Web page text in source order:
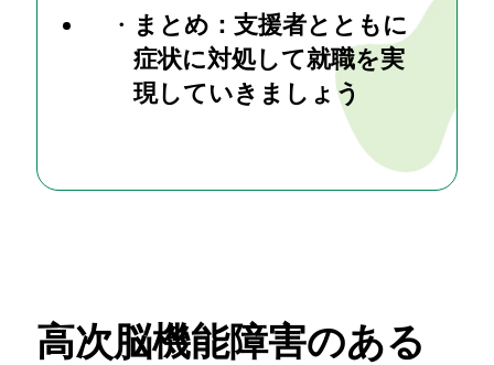
まとめ：支援者とともに
症状に対処して就職を実
現していきましょう
高次脳機能障害のある